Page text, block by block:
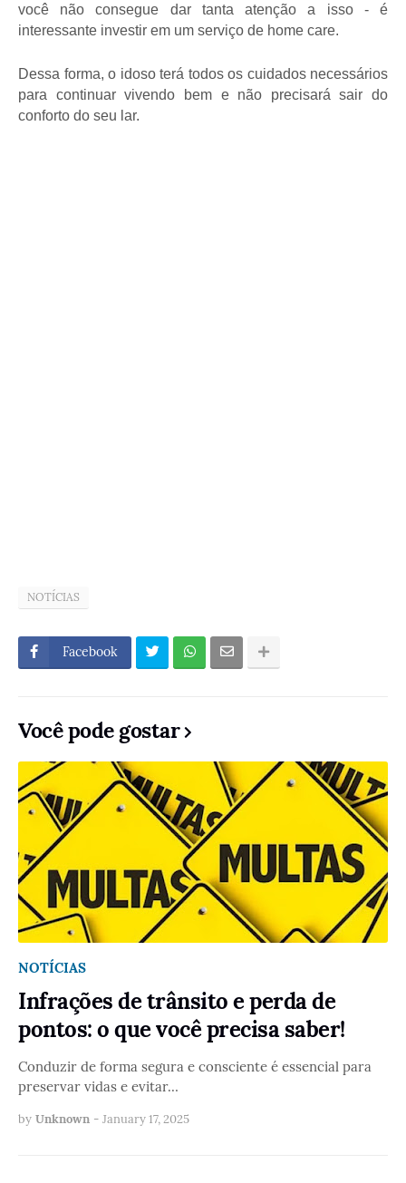
você não consegue dar tanta atenção a isso - é
interessante investir em um serviço de home care.
Dessa forma, o idoso terá todos os cuidados necessários
para continuar vivendo bem e não precisará sair do
conforto do seu lar.
NOTÍCIAS
Facebook
Você pode gostar
NOTÍCIAS
Infrações de trânsito e perda de
pontos: o que você precisa saber!
Conduzir de forma segura e consciente é essencial para
preservar vidas e evitar…
by Unknown - January 17, 2025